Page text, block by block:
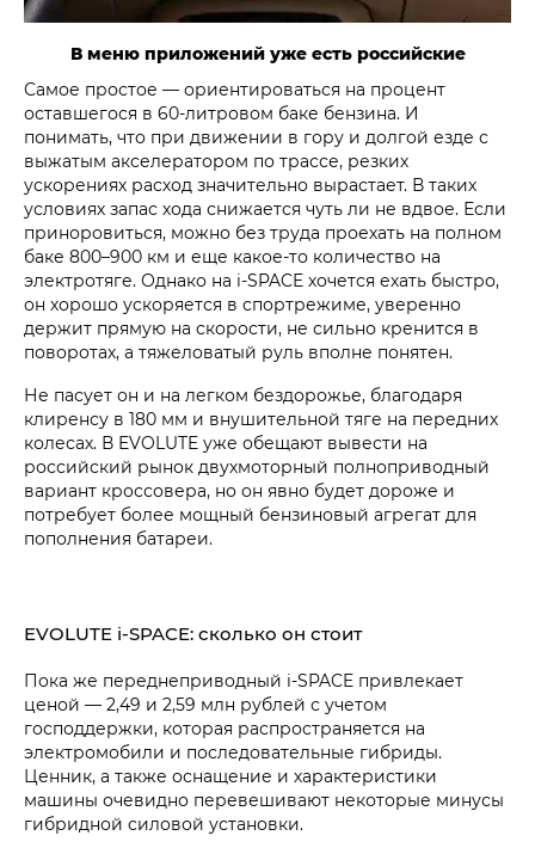
В меню приложений уже есть российские
Самое простое — ориентироваться на процент
оставшегося в 60-литровом баке бензина. И
понимать, что при движении в гору и долгой езде с
выжатым акселератором по трассе, резких
ускорениях расход значительно вырастает. В таких
условиях запас хода снижается чуть ли не вдвое. Если
приноровиться, можно без труда проехать на полном
баке 800–900 км и еще какое-то количество на
электротяге. Однако на i‑SPACE хочется ехать быстро,
он хорошо ускоряется в спортрежиме, уверенно
держит прямую на скорости, не сильно кренится в
поворотах, а тяжеловатый руль вполне понятен.
Не пасует он и на легком бездорожье, благодаря
клиренсу в 180 мм и внушительной тяге на передних
колесах. В EVOLUTE уже обещают вывести на
российский рынок двухмоторный полноприводный
вариант кроссовера, но он явно будет дороже и
потребует более мощный бензиновый агрегат для
пополнения батареи.
EVOLUTE i‑SPACE: сколько он стоит
Пока же переднеприводный i‑SPACE привлекает
ценой — 2,49 и 2,59 млн рублей с учетом
господдержки, которая распространяется на
электромобили и последовательные гибриды.
Ценник, а также оснащение и характеристики
машины очевидно перевешивают некоторые минусы
гибридной силовой установки.